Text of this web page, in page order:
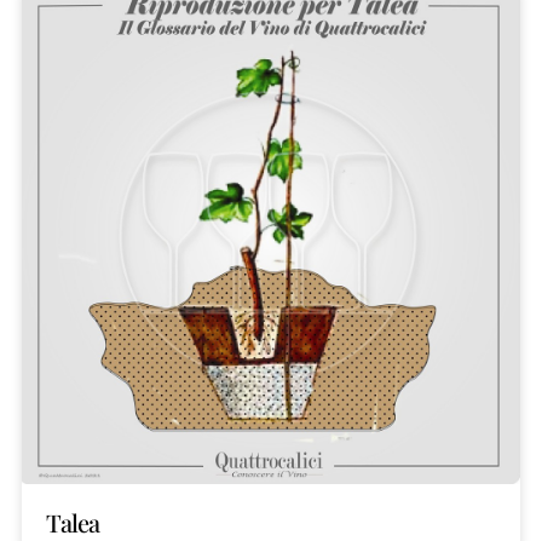
Talea